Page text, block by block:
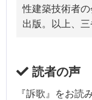
性建築技術者
出版。以上、三
読者の声
『訴歌』をお読